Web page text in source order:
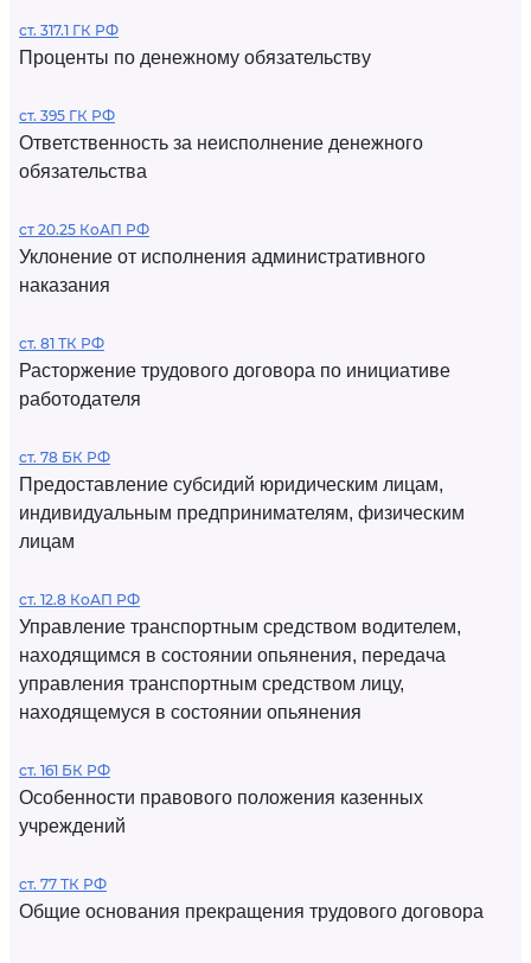
ст. 317.1 ГК РФ
Проценты по денежному обязательству
ст. 395 ГК РФ
Ответственность за неисполнение денежного
обязательства
ст 20.25 КоАП РФ
Уклонение от исполнения административного
наказания
ст. 81 ТК РФ
Расторжение трудового договора по инициативе
работодателя
ст. 78 БК РФ
Предоставление субсидий юридическим лицам,
индивидуальным предпринимателям, физическим
лицам
ст. 12.8 КоАП РФ
Управление транспортным средством водителем,
находящимся в состоянии опьянения, передача
управления транспортным средством лицу,
находящемуся в состоянии опьянения
ст. 161 БК РФ
Особенности правового положения казенных
учреждений
ст. 77 ТК РФ
Общие основания прекращения трудового договора